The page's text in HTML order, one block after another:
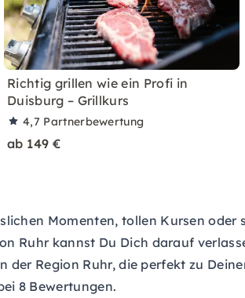
Richtig grillen wie ein Profi in
Duisburg – Grillkurs
4,7 Partnerbewertung
ab 149 €
Momenten, tollen Kursen
Ruhr kannst Du Dich darauf
der Region Ruhr, die perfekt zu
8 Bewertungen.